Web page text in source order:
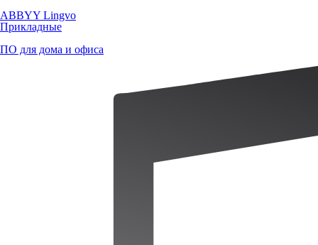
ABBYY Lingvo
Прикладные
ПО для дома и офиса